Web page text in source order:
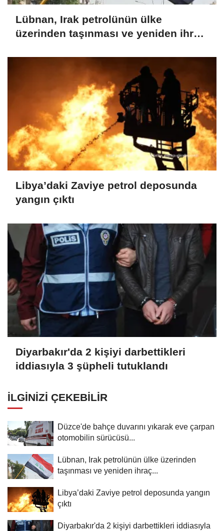
Lübnan, Irak petrolünün ülke
üzerinden taşınması ve yeniden ihraç
Libya’daki Zaviye petrol deposunda
yangın çıktı
Diyarbakır'da 2 kişiyi darbettikleri
iddiasıyla 3 şüpheli tutuklandı
İLGINIZI ÇEKEBILIR
Düzce'de bahçe duvarını yıkarak eve çarpan
otomobilin sürücüsü...
Lübnan, Irak petrolünün ülke üzerinden
taşınması ve yeniden ihraç...
Libya’daki Zaviye petrol deposunda yangın
çıktı
Diyarbakır'da 2 kişiyi darbettikleri iddiasıyla